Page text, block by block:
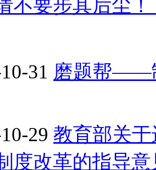
不要步其后尘！
31 磨题帮——
29 教育部关
度改革的指导意